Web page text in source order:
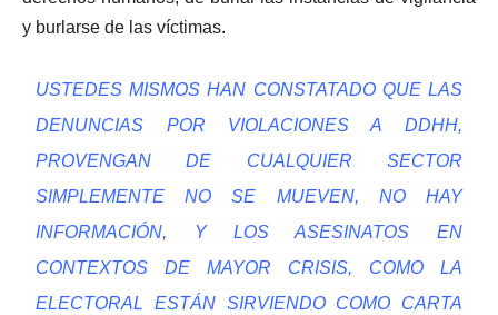
y burlarse de las víctimas.
USTEDES MISMOS HAN CONSTATADO QUE LAS
DENUNCIAS POR VIOLACIONES A DDHH,
PROVENGAN DE CUALQUIER SECTOR
SIMPLEMENTE NO SE MUEVEN, NO HAY
INFORMACIÓN, Y LOS ASESINATOS EN
CONTEXTOS DE MAYOR CRISIS, COMO LA
ELECTORAL ESTÁN SIRVIENDO COMO CARTA